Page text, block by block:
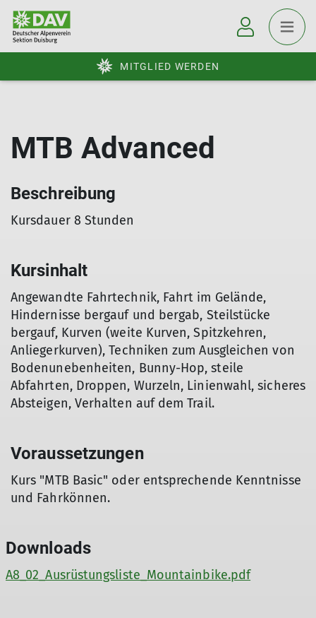
MITGLIED WERDEN
MTB Advanced
Beschreibung
Kursdauer 8 Stunden
Kursinhalt
Angewandte Fahrtechnik, Fahrt im Gelände,
Hindernisse bergauf und bergab, Steilstücke
bergauf, Kurven (weite Kurven, Spitzkehren,
Anliegerkurven), Techniken zum Ausgleichen von
Bodenunebenheiten, Bunny-Hop, steile
Abfahrten, Droppen, Wurzeln, Linienwahl, sicheres
Absteigen, Verhalten auf dem Trail.
Voraussetzungen
Kurs "MTB Basic" oder entsprechende Kenntnisse
und Fahrkönnen.
Downloads
A8_02_Ausrüstungsliste_Mountainbike.pdf